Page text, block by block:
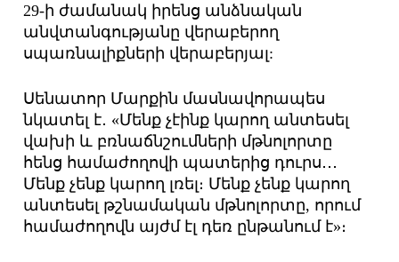
29-ի ժամանակ իրենց անձնական
անվտանգությանը վերաբերող
սպառնալիքների վերաբերյալ:
Սենատոր Մարքին մասնավորապես
նկատել է․ «Մենք չէինք կարող անտեսել
վախի և բռնաճնշումների մթնոլորտը
հենց համաժողովի պատերից դուրս․․․
Մենք չենք կարող լռել։ Մենք չենք կարող
անտեսել թշնամական մթնոլորտը, որում
համաժողովն այժմ էլ դեռ ընթանում է»։